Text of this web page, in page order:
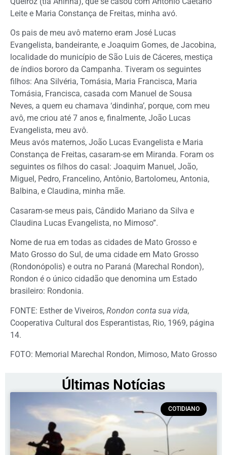
Leite e Maria Constança de Freitas, minha avó.
Os pais de meu avô materno eram José Lucas
Evangelista, bandeirante, e Joaquim Gomes, de Jacobina,
localidade do município de São Luis de Cáceres, mestiça
de índios bororo da Campanha. Tiveram os seguintes
filhos: Ana Silvéria, Tomásia, Maria Francisca, Maria
Tomásia, Francisca, casada com Manuel de Sousa
Neves, a quem eu chamava ‘dindinha’, porque, com meu
avô, me criou até 7 anos e, finalmente, João Lucas
Evangelista, meu avô.
Meus avós maternos, João Lucas Evangelista e Maria
Constança de Freitas, casaram-se em Miranda. Foram os
seguintes os filhos do casal: Joaquim Manuel, João,
Miguel, Pedro, Francelino, Antônio, Bartolomeu, Antonia,
Balbina, e Claudina, minha mãe.
Casaram-se meus pais, Cândido Mariano da Silva e
Claudina Lucas Evangelista, no Mimoso”.
Nome de rua em todas as cidades de Mato Grosso e
Mato Grosso do Sul, de uma cidade em Mato Grosso
(Rondonópolis) e outra no Paraná (Marechal Rondon),
Rondon é o único cidadão que denomina um Estado
brasileiro: Rondonia.
FONTE: Esther de Viveiros, Rondon conta sua vida,
Cooperativa Cultural dos Esperantistas, Rio, 1969, página
14.
FOTO: Memorial Marechal Rondon, Mimoso, Mato Grosso
Últimas Notícias
COTIDIANO